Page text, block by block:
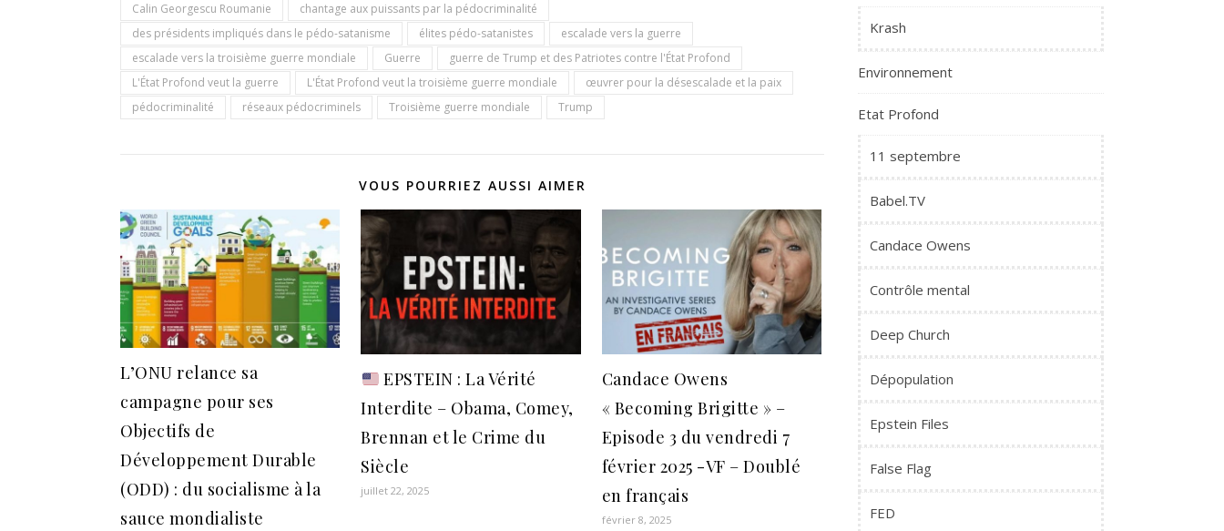
Calin Georgescu Roumanie
chantage aux puissants par la pédocriminalité
des présidents impliqués dans le pédo-satanisme
élites pédo-satanistes
escalade vers la guerre
escalade vers la troisième guerre mondiale
Guerre
guerre de Trump et des Patriotes contre l'État Profond
L'État Profond veut la guerre
L'État Profond veut la troisième guerre mondiale
œuvrer pour la désescalade et la paix
pédocriminalité
réseaux pédocriminels Troisième guerre mondiale Trump
VOUS POURRIEZ AUSSI AIMER
L’ONU relance sa
campagne pour ses
Objectifs de
Développement Durable
(ODD) : du socialisme à la
sauce mondialiste
EPSTEIN : La Vérité
Interdite – Obama, Comey,
Brennan et le Crime du
Siècle
juillet 22, 2025
Candace Owens
« Becoming Brigitte » –
Episode 3 du vendredi 7
février 2025 -VF – Doublé
en français
février 8, 2025
Krash
Environnement
Etat Profond
11 septembre
Babel.TV
Candace Owens
Contrôle mental
Deep Church
Dépopulation
Epstein Files
False Flag
FED